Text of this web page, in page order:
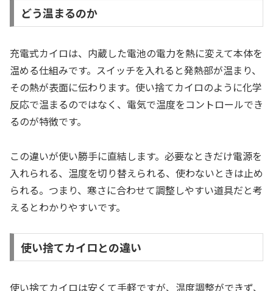
どう温まるのか
充電式カイロは、内蔵した電池の電力を熱に変えて本体を
温める仕組みです。スイッチを入れると発熱部が温まり、
その熱が表面に伝わります。使い捨てカイロのように化学
反応で温まるのではなく、電気で温度をコントロールでき
るのが特徴です。
この違いが使い勝手に直結します。必要なときだけ電源を
入れられる、温度を切り替えられる、使わないときは止め
られる。つまり、寒さに合わせて調整しやすい道具だと考
えるとわかりやすいです。
使い捨てカイロとの違い
使い捨てカイロは安くて手軽ですが、温度調整ができず、